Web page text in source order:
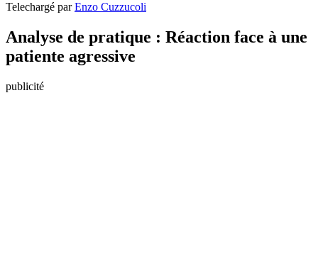
Telechargé parEnzo Cuzzucoli
Analyse de pratique : Réaction face à une
patiente agressive
publicité